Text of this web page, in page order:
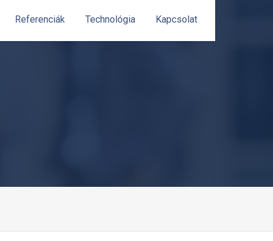
Referenciák Technológia Kapcsolat